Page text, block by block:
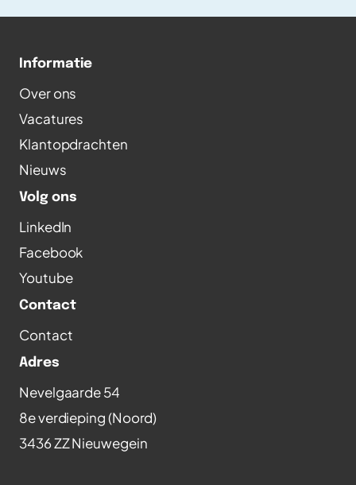
Informatie
Over ons
Vacatures
Klantopdrachten
Nieuws
Volg ons
LinkedIn
Facebook
Youtube
Contact
Contact
Adres
Nevelgaarde 54
8e verdieping (Noord)
3436 ZZ Nieuwegein